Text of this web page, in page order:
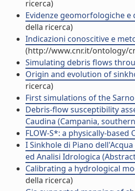
ricerca)
Evidenze geomorfologiche
della ricerca)
Indicazioni conoscitive e
(http://www.cnr.it/ontology/
Simulating debris flows
Origin and evolution of
ricerca)
First simulations of the
Debris-flow susceptibility
Caudina (Campania,
FLOW-S*: a physically-
I Sinkhole di Piano
ed Analisi Idrologica
Calibrating a hydrological
della ricerca)